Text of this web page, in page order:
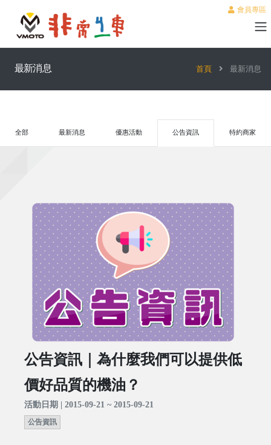
會員專區
最新消息 首頁 最新消息
全部 最新消息 優惠活動 公告資訊 特約商家
公告資訊｜為什麼我們可以提供低
價好品質的機油？
活動日期 | 2015-09-21 ~ 2015-09-21
公告資訊